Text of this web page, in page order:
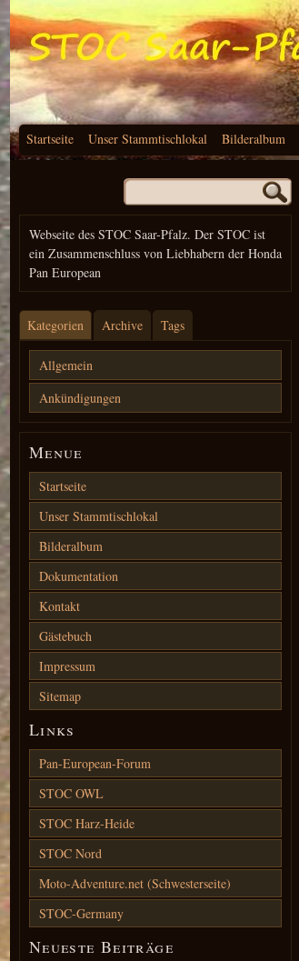
Startseite Unser Stammtischlokal Bilderalbum
nach:
Webseite des STOC Saar-Pfalz. Der STOC ist
ein Zusammenschluss von Liebhabern der Honda
Pan European
Kategorien Archive Tags
Allgemein
Ankündigungen
Menue
Startseite
Unser Stammtischlokal
Bilderalbum
Dokumentation
Kontakt
Gästebuch
Impressum
Sitemap
Links
Pan-European-Forum
STOC OWL
STOC Harz-Heide
STOC Nord
Moto-Adventure.net (Schwesterseite)
STOC-Germany
Neueste Beiträge